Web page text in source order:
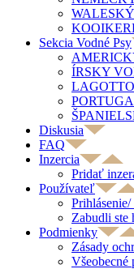
Sekcia Vodné Psy
ÍRSKY
Diskusia
FAQ
Inzercia
Pridať
Používateľ
Zabudli ste
Podmienky
Zásady
Všeobecné